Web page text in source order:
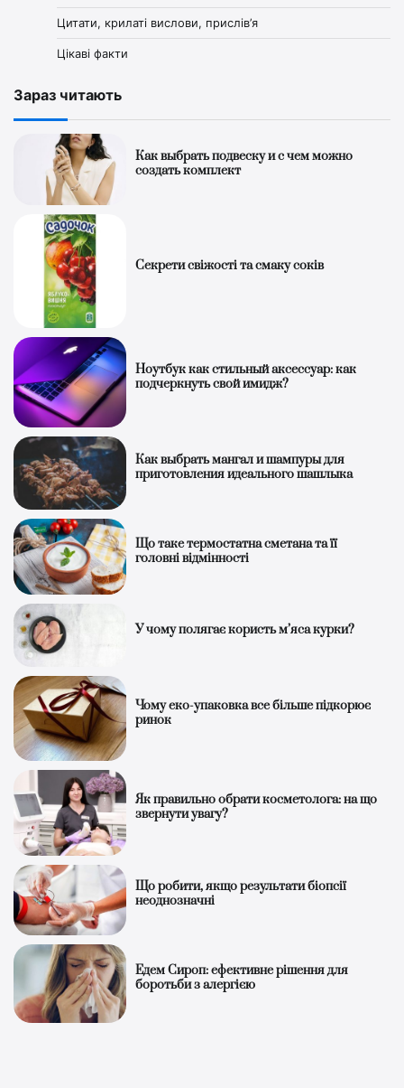
Цитати, крилаті вислови, прислів’я
Цікаві факти
Зараз читають
Как выбрать подвеску и с чем можно
создать комплект
Секрети свіжості та смаку соків
Ноутбук как стильный аксессуар: как
подчеркнуть свой имидж?
Как выбрать мангал и шампуры для
приготовления идеального шашлыка
Що таке термостатна сметана та її
головні відмінності
У чому полягає користь м’яса курки?
Чому еко-упаковка все більше підкорює
ринок
Як правильно обрати косметолога: на що
звернути увагу?
Що робити, якщо результати біопсії
неоднозначні
Едем Сироп: ефективне рішення для
боротьби з алергією